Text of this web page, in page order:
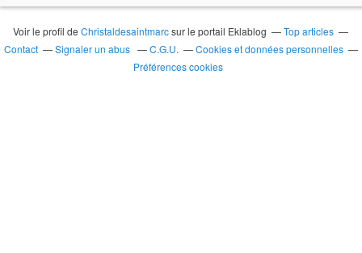
Voir le profil deChristaldesaintmarcsur le portail Eklablog
Top articles
Contact
Signaler un abus C.G.U.
Cookies et données personnelles
Préférences cookies